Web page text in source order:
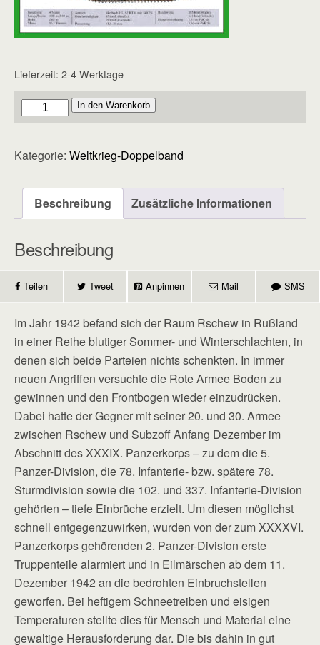
Lieferzeit: 2-4 Werktage
Doppelband
-
108
In den Warenkorb
Kategorie: Weltkrieg-Doppelband
Beschreibung Zusätzliche Informationen
Beschreibung
Teilen Tweet Anpinnen Mail SMS
Im Jahr 1942 befand sich der Raum Rschew in Rußland
in einer Reihe blutiger Sommer- und Winterschlachten, in
denen sich beide Parteien nichts schenkten. In immer
neuen Angriffen versuchte die Rote Armee Boden zu
gewinnen und den Frontbogen wieder einzudrücken.
Dabei hatte der Gegner mit seiner 20. und 30. Armee
zwischen Rschew und Subzoff Anfang Dezember im
Abschnitt des XXXIX. Panzerkorps – zu dem die 5.
Panzer-Division, die 78. Infanterie- bzw. spätere 78.
Sturmdivision sowie die 102. und 337. Infanterie-Division
gehörten – tiefe Einbrüche erzielt. Um diesen möglichst
schnell entgegenzuwirken, wurden von der zum XXXXVI.
Panzerkorps gehörenden 2. Panzer-Division erste
Truppenteile alarmiert und in Eilmärschen ab dem 11.
Dezember 1942 an die bedrohten Einbruchstellen
geworfen. Bei heftigem Schneetreiben und eisigen
Temperaturen stellte dies für Mensch und Material eine
gewaltige Herausforderung dar. Die bis dahin in gut